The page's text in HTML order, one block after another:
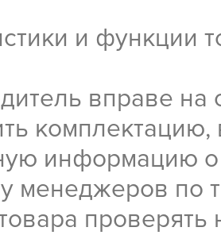
и функции
вправе на
комплектацию,
информацию о
у менеджеров по